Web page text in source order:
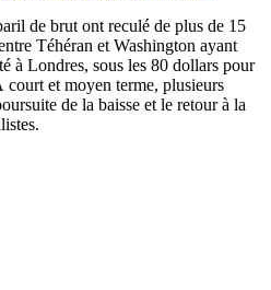
de brut ont reculé de plus de 15
Téhéran et Washington ayant
à Londres, sous les 80 dollars pour
et moyen terme, plusieurs
de la baisse et le retour à la